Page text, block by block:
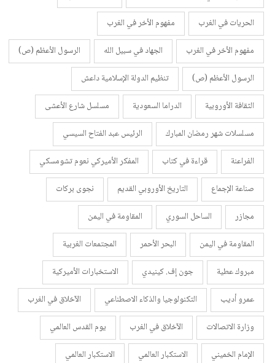
الحريات في الغرب
مفهوم الأخر في الغرب
مفهوم الأخر في الغرب
الجهاد في سبيل الله
الرسول الأعظم (ص)
الرسول الأعظم (ص)
تنظيم الدولة الإسلامية داعش
الثقافة الأوروبية
الدراما السعودية
مسلسل شارع الأعشى
مسلسلات شهر رمضان المبارك
الرئيس عبد الفتاح السيسي
الفراعنة
قراءة في كتاب
المفكر الأميركي نعوم تشومسكي
صناعة الإجماع
التاريخ الأوروبي القديم
نجوى بركات
مجازر
الساحل السوري
المقاومة في اليمن
المقاومة في اليمن
البحر الأحمر
المجتمعات الغربية
مبروك عطية
جون إف. كينيدي
الاستخبارات الأميركية
عمرو أديب
التكنولوجيا والذكاء الاصطناعي
الآخلاق في الغرب
وزارة الاتصالات
الآخلاق في الغرب
يوم القدس العالمي
الإمام الخميني
الاستكبار العالمي
الاستكبار العالمي